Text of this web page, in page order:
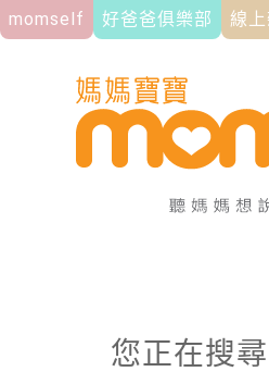
momself 好爸爸俱樂部 線
您正在搜